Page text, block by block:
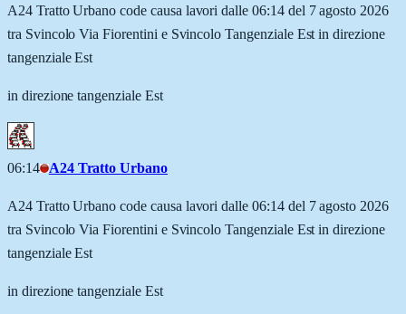
A24 Tratto Urbano code causa lavori dalle 06:14 del 7 agosto 2026
tra Svincolo Via Fiorentini e Svincolo Tangenziale Est in direzione
tangenziale Est
in direzione tangenziale Est
06:14 A24 Tratto Urbano
A24 Tratto Urbano code causa lavori dalle 06:14 del 7 agosto 2026
tra Svincolo Via Fiorentini e Svincolo Tangenziale Est in direzione
tangenziale Est
in direzione tangenziale Est